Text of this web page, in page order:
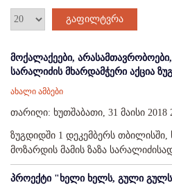
გაფილტვრა
მოქალაქეები, არასამთავრობოები,
სარალიძის მხარდამჭერი აქცია
ახალი ამბები
თარიღი: ხუთშაბათი, 31 მაისი 2018
ზუგდიდში 1 დეკემბერს
მოზარდის მამის ზაზა
პროექტი "ხელი ხელს, გული